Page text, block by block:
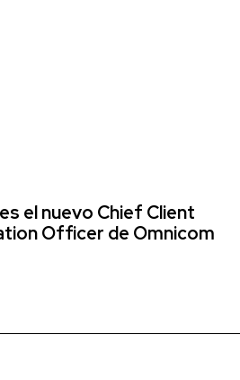
el nuevo Chief Client
Officer de Omnicom